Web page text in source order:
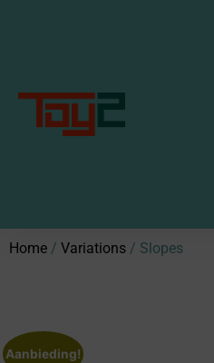
Home / Variations / Slopes
Aanbieding!